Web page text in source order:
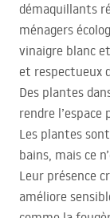
démaquillants
ménagers
vinaigre blanc
et respectueux
Des plantes
rendre l’espace
Les plantes
bains, mais ce
Leur présence
améliore